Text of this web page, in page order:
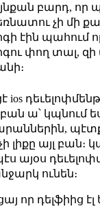
բարդ, որ
չի մի
էին պահում
փող տալ, զի
ios
ա՝ կպնում ես
պէտք
լիքը այլ բան։
այօս
ունեն։
որ դելֆիից էլ